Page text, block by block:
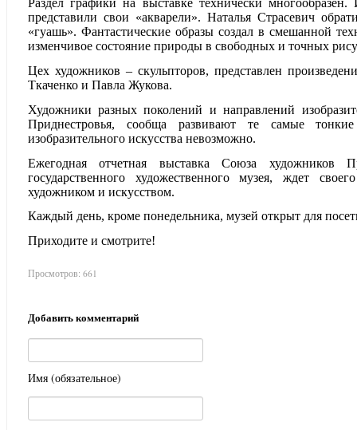
Раздел графики на выставке технически
представили свои «акварели». Наталья Страсевич
«гуашь». Фантастические образы создал в смешанной
изменчивое состояние природы в свободных и точных
Цех художников – скульпторов, представлен
Ткаченко и Павла Жукова.
Художники разных поколений и направлений
Приднестровья, сообща развивают те самые
изобразительного искусства невозможно.
Ежегодная отчетная выставка Союза художников
государственного художественного музея, ждет
художником и искусством.
Каждый день, кроме понедельника, музей открыт для
Приходите и смотрите!
Просмотров: 661
Добавить комментарий
Имя (обязательное)